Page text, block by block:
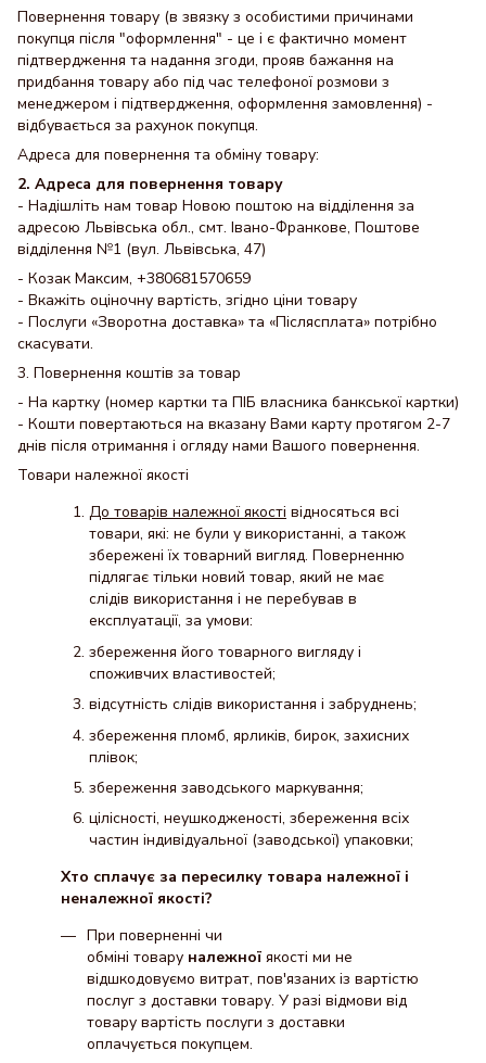
Повернення товару (в звязку з особистими причинами
покупця після "оформлення" - це і є фактично момент
підтвердження та надання згоди, прояв бажання на
придбання товару або під час телефоної розмови з
менеджером і підтвердження, оформлення замовлення) -
відбувається за рахунок покупця.
Адреса для повернення та обміну товару:
2. Адреса для повернення товару
- Надішліть нам товар Новою поштою на відділення за
адресою Львівська обл., смт. Івано-Франкове, Поштове
відділення №1 (вул. Львівська, 47)
- Козак Максим, +380681570659
- Вкажіть оціночну вартість, згідно ціни товару
- Послуги «Зворотна доставка» та «Післясплата» потрібно
скасувати.
3. Повернення коштів за товар
- На картку (номер картки та ПІБ власника банкської картки)
- Кошти повертаються на вказану Вами карту протягом 2-7
днів після отримання і огляду нами Вашого повернення.
Товари належної якості
До товарів належної якості відносяться всі
товари, які: не були у використанні, а також
збережені їх товарний вигляд. Поверненню
підлягає тільки новий товар, який не має
слідів використання і не перебував в
експлуатації, за умови:
збереження його товарного вигляду і
споживчих властивостей;
відсутність слідів використання і забруднень;
збереження пломб, ярликів, бирок, захисних
плівок;
збереження заводського маркування;
цілісності, неушкодженості, збереження всіх
частин індивідуальної (заводської) упаковки;
Хто сплачує за пересилку товара належної і
неналежної якості?
При поверненні чи
обміні товару належної якості ми не
відшкодовуємо витрат, пов'язаних із вартістю
послуг з доставки товару. У разі відмови від
товару вартість послуги з доставки
оплачується покупцем.